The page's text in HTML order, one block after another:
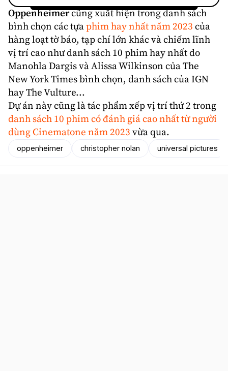
Oppenheimercũng xuất hiện trong danh sách
bình chọn các tựaphim hay nhất năm 2023 của
hàng loạt tờ báo, tạp chí lớn khác và chiếm lĩnh
vị trí cao như danh sách 10 phim hay nhất do
Manohla Dargis và Alissa Wilkinson của The
New York Times bình chọn, danh sách của IGN
hay The Vulture...
Dự án này cũng là tác phẩm xếp vị trí thứ 2 trong
danh sách 10 phim có đánh giá cao nhất từ người
dùng Cinematone năm 2023 vừa qua.
oppenheimer christopher nolan universal pictures